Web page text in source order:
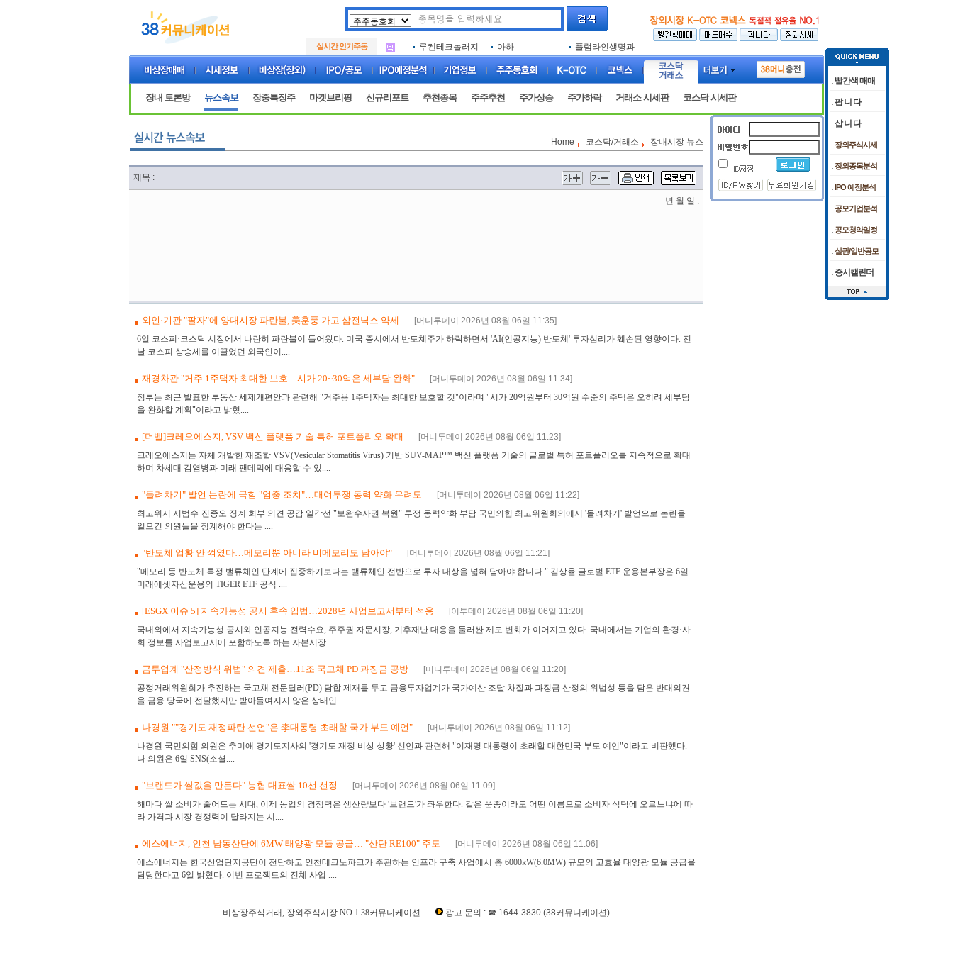
실시간 인기주동
두나무 한국증권금융
엑소코바이오
.
삼성메디슨 아이엠증권
SK에코플랜트
루켄테크놀러지 아하
플럼라인생명과
.
삼성메디슨 아이엠증권
SK에코플랜트
장내 토론방 뉴스속보 장중특징주 마켓브리핑 신규리포트 추천종목 주주추천 주가상승 주가하락 거래소 시세판 코스닥 시세판
Home 코스닥/거래소 장내시장 뉴스
제목 :
년 월 일 :
외인·기관 "팔자"에 양대시장 파란불, 美훈풍 가고 삼전닉스 약세
[머니투데이 2026년 08월 06일 11:35]
6일 코스피·코스닥 시장에서 나란히 파란불이 들어왔다. 미국 증시에서 반도체주가 하락하면서 'AI(인공지능) 반도체' 투자심리가 훼손된 영향이다. 전
날 코스피 상승세를 이끌었던 외국인이....
재경차관 "거주 1주택자 최대한 보호…시가 20~30억은 세부담 완화"
[머니투데이 2026년 08월 06일 11:34]
정부는 최근 발표한 부동산 세제개편안과 관련해 "거주용 1주택자는 최대한 보호할 것"이라며 "시가 20억원부터 30억원 수준의 주택은 오히려 세부담
을 완화할 계획"이라고 밝혔....
[더벨]크레오에스지, VSV 백신 플랫폼 기술 특허 포트폴리오 확대
[머니투데이 2026년 08월 06일 11:23]
크레오에스지는 자체 개발한 재조합 VSV(Vesicular Stomatitis Virus) 기반 SUV-MAP™ 백신 플랫폼 기술의 글로벌 특허 포트폴리오를 지속적으로 확대
하며 차세대 감염병과 미래 팬데믹에 대응할 수 있....
"돌려차기" 발언 논란에 국힘 "엄중 조치"…대여투쟁 동력 약화 우려도
[머니투데이 2026년 08월 06일 11:22]
최고위서 서범수·진종오 징계 회부 의견 공감 일각선 "보완수사권 복원" 투쟁 동력약화 부담 국민의힘 최고위원회의에서 '돌려차기' 발언으로 논란을
일으킨 의원들을 징계해야 한다는 ....
"반도체 업황 안 꺾였다…메모리뿐 아니라 비메모리도 담아야"
[머니투데이 2026년 08월 06일 11:21]
"메모리 등 반도체 특정 밸류체인 단계에 집중하기보다는 밸류체인 전반으로 투자 대상을 넓혀 담아야 합니다." 김상율 글로벌 ETF 운용본부장은 6일
미래에셋자산운용의 TIGER ETF 공식 ....
[ESGX 이슈 5] 지속가능성 공시 후속 입법…2028년 사업보고서부터 적용
[이투데이 2026년 08월 06일 11:20]
국내외에서 지속가능성 공시와 인공지능 전력수요, 주주권 자문시장, 기후재난 대응을 둘러싼 제도 변화가 이어지고 있다. 국내에서는 기업의 환경·사
회 정보를 사업보고서에 포함하도록 하는 자본시장....
금투업계 "산정방식 위법" 의견 제출…11조 국고채 PD 과징금 공방
[머니투데이 2026년 08월 06일 11:20]
공정거래위원회가 추진하는 국고채 전문딜러(PD) 담합 제재를 두고 금융투자업계가 국가예산 조달 차질과 과징금 산정의 위법성 등을 담은 반대의견
을 금융 당국에 전달했지만 받아들여지지 않은 상태인 ....
나경원 ""경기도 재정파탄 선언"은 李대통령 초래할 국가 부도 예언"
[머니투데이 2026년 08월 06일 11:12]
나경원 국민의힘 의원은 추미애 경기도지사의 '경기도 재정 비상 상황' 선언과 관련해 "이재명 대통령이 초래할 대한민국 부도 예언"이라고 비판했다.
나 의원은 6일 SNS(소셜....
"브랜드가 쌀값을 만든다" 농협 대표쌀 10선 선정
[머니투데이 2026년 08월 06일 11:09]
해마다 쌀 소비가 줄어드는 시대, 이제 농업의 경쟁력은 생산량보다 '브랜드'가 좌우한다. 같은 품종이라도 어떤 이름으로 소비자 식탁에 오르느냐에 따
라 가격과 시장 경쟁력이 달라지는 시....
에스에너지, 인천 남동산단에 6MW 태양광 모듈 공급… "산단 RE100" 주도
[머니투데이 2026년 08월 06일 11:06]
에스에너지는 한국산업단지공단이 전담하고 인천테크노파크가 주관하는 인프라 구축 사업에서 총 6000kW(6.0MW) 규모의 고효율 태양광 모듈 공급을
담당한다고 6일 밝혔다. 이번 프로젝트의 전체 사업 ....
비상장주식거래, 장외주식시장 NO.1 38커뮤니케이션 광고 문의 : ☎ 1644-3830 (38커뮤니케이션)
빨간색 매매
팝 니 다
삽 니 다
장외주식시세
장외종목분석
IPO 예정분석
공모기업분석
공모청약일정
실권/일반공모
증시캘린더